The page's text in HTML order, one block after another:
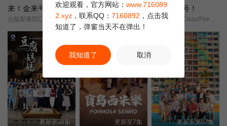
来！金来号
台版梨泰院Class/Fired Up/
爱·回家之开心速递
开心速递/爱·回家第四季/Come Home Love: Happy Courier/(Come Home Love: Lo and Behold/
来！金来号！
台版梨泰院Class/Fired Up/
更新至38集 更新至7集 更新至第07集
欢迎观看，官方网站： www.716089
2.xyz ，联系QQ： 7160892 ，点击我
知道了，弹窗当天不在弹出！
我知道了 取消